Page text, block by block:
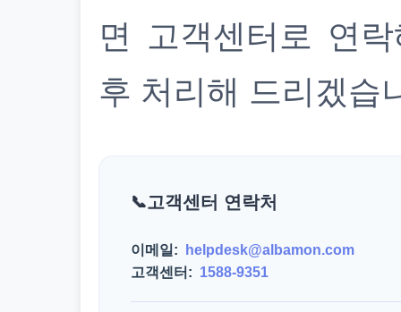
면 고객센터로 연
후 처리해 드리겠습
고객센터 연락처
이메일:
helpdesk@albamon.com
고객센터: 1588-9351